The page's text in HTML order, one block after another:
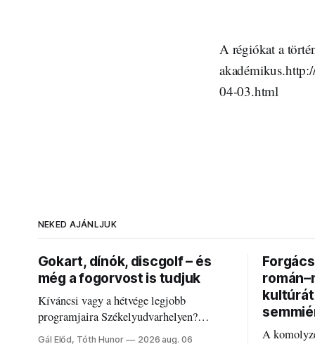
A régiókat a
04-03.html
NEKED AJÁNLJUK
Gokart, dínók, discgolf – és
még a fogorvost is tudjuk
Kíváncsi vagy a hétvége legjobb
programjaira Székelyudvarhelyen?
Nálunk megtalálod őket – sőt, ha baj van a
Gál Előd, Tóth Hunor 2026 aug. 06
kultúrát
A